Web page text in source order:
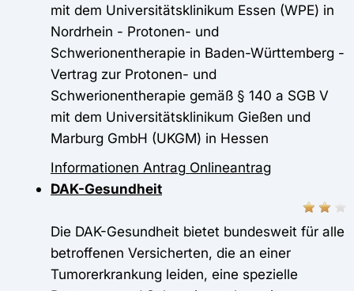
mit dem Universitätsklinikum Essen (WPE) in
Nordrhein - Protonen- und
Schwerionentherapie in Baden-Württemberg -
Vertrag zur Protonen- und
Schwerionentherapie gemäß § 140 a SGB V
mit dem Universitätsklinikum Gießen und
Marburg GmbH (UKGM) in Hessen
Informationen Antrag Onlineantrag
DAK-Gesundheit
Die DAK-Gesundheit bietet bundesweit für alle
betroffenen Versicherten, die an einer
Tumorerkrankung leiden, eine spezielle